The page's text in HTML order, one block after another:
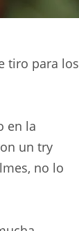
tiro para los
en la
un try
no lo